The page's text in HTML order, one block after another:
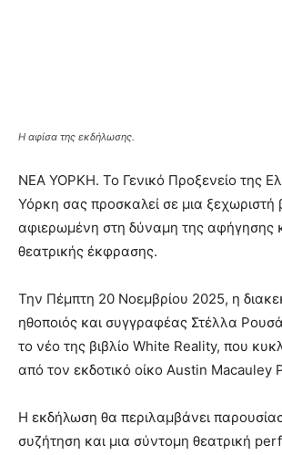
Η αφίσα της εκδήλωσης.
ΝΕΑ ΥΟΡΚΗ. Το Γενικό Προξενείο της
Υόρκη σας προσκαλεί σε μια ξεχωριστή
αφιερωμένη στη δύναμη της αφήγησης
θεατρικής έκφρασης.
Την Πέμπτη 20 Νοεμβρίου 2025, η
ηθοποιός και συγγραφέας Στέλλα
το νέο της βιβλίο White Reality, που
από τον εκδοτικό οίκο Austin Macauley
Η εκδήλωση θα περιλαμβάνει
συζήτηση και μια σύντομη θεατρική